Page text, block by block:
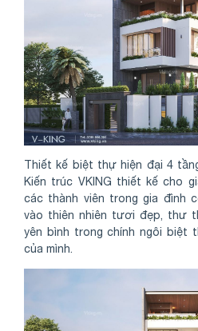
Thiết kế biệt thự hiện đại 4
Kiến trúc VKING thiết kế cho
các thành viên trong gia đình
vào thiên nhiên tươi đẹp, thư
yên bình trong chính ngôi biệt
của mình.